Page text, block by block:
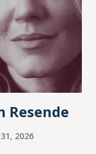
verdade. O NM2B
com
mais claro.
a confiança entre
So...
Resende
2026